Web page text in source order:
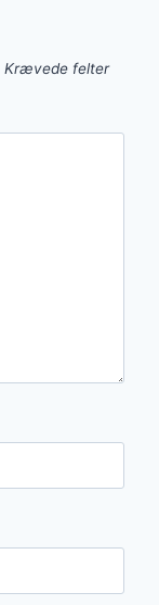
Krævede felter